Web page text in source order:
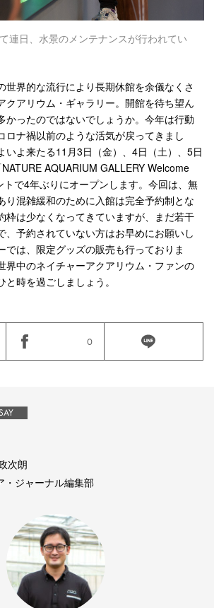
連日、水景のメンテナンスが行われてい
世界的な流行により長期休館を余儀なくさ
クアリウム・ギャラリー。開館を待ち望ん
かったのではないでしょうか。今年は行動
ロナ禍以前のような活気が戻ってきまし
いよ来たる11月3日（金）、4日（土）、5日
NATURE AQUARIUM GALLERY Welcome
トで4年ぶりにオープンします。今回は、無
り混雑緩和のために入館は完全予約制とな
枠は少なくなってきていますが、まだ若干
、予約されていない方はお早めにお願いし
では、限定グッズの販売も行っておりま
界中のネイチャーアクアリウム・ファンの
時を過ごしましょう。
0
次朗
・ジャーナル編集部